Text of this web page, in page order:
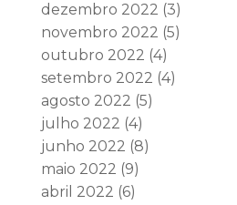
dezembro 2022 (3)
novembro 2022 (5)
outubro 2022 (4)
setembro 2022 (4)
agosto 2022 (5)
julho 2022 (4)
junho 2022 (8)
maio 2022 (9)
abril 2022 (6)